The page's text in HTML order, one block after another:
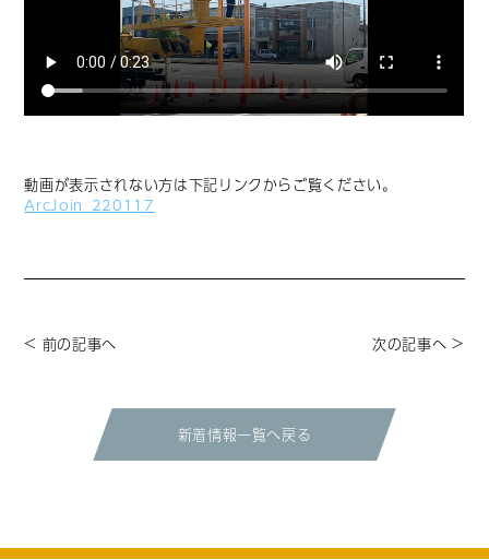
動画が表示されない方は下記リンクからご覧ください。
ArcJoin_220117
< 前の記事へ 次の記事へ >
新着情報一覧へ戻る